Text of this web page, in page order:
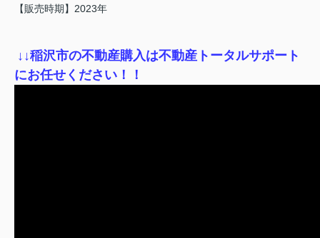
【販売時期】2023年
↓ ↓稲沢市の不動産購入は不動産トータルサポート
にお任せください！！